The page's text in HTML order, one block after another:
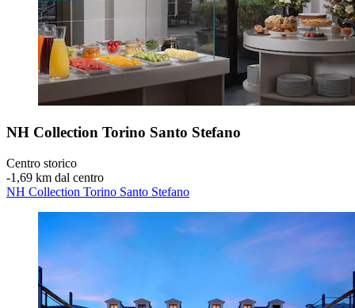
NH Collection Torino Santo Stefano
Centro storico
‐1,69 km dal centro
NH Collection Torino Santo Stefano